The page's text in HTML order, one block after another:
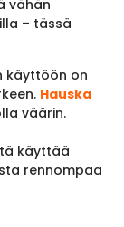
vähän
– tässä
käyttöön on
Hauska
väärin.
käyttää
rennompaa